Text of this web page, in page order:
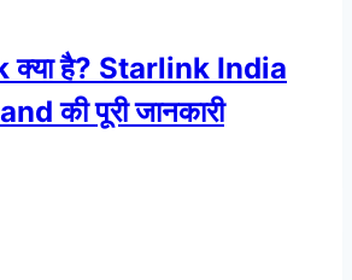
क्या है? Starlink India
की पूरी जानकारी